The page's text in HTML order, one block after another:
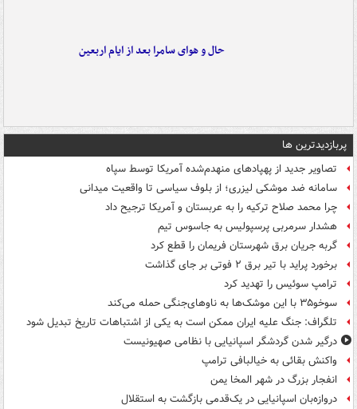
حال و هوای سامرا بعد از ایام اربعین
پربازدیدترین ها
تصاویر جدید از پهپادهای منهدم‌شده آمریکا توسط سپاه
سامانه ضد موشکی لیزری؛ از بلوف سیاسی تا واقعیت میدانی
چرا محمد صلاح ترکیه را به عربستان و آمریکا ترجیح داد
هشدار سرمربی پرسپولیس به جاسوس تیم
گربه جریان برق شهرستان فریمان را قطع کرد
برخورد پراید با تیر برق ۲ فوتی بر جای گذاشت
ترامپ سوئیس را تهدید کرد
سوخو۳۵ با این موشک‌ها به ناوهای‌جنگی حمله می‌کند
تلگراف: جنگ علیه ایران ممکن است به یکی از اشتباهات تاریخ تبدیل شود
درگیر شدن گردشگر اسپانیایی با نظامی صهیونیست
واکنش بقائی به خیالبافی ترامپ
انفجار بزرگ در شهر المخا یمن
دروازه‌بان اسپانیایی در یک‌قدمی بازگشت به استقلال